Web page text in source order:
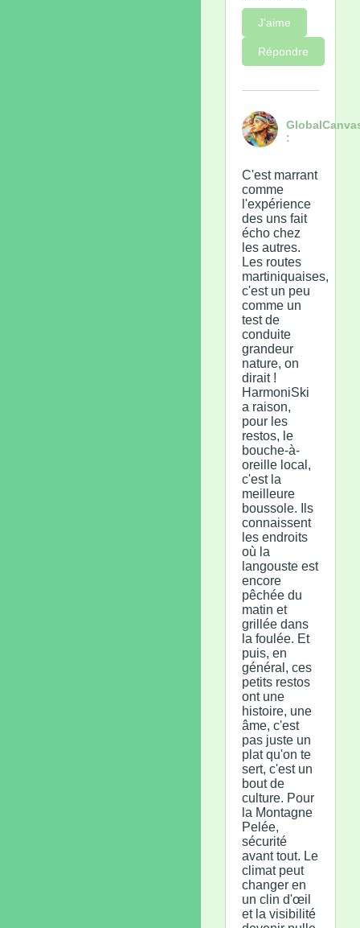
J'aime
Répondre
:
C'est marrant
comme
l'expérience
des uns fait
écho chez
les autres.
Les routes
martiniquaises,
c'est un peu
comme un
test de
conduite
grandeur
nature, on
dirait !
HarmoniSki
a raison,
pour les
restos, le
bouche-à-
oreille local,
c'est la
meilleure
boussole. Ils
connaissent
les endroits
où la
langouste est
encore
pêchée du
matin et
grillée dans
la foulée. Et
puis, en
général, ces
petits restos
ont une
histoire, une
âme, c'est
pas juste un
plat qu'on te
sert, c'est un
bout de
culture. Pour
la Montagne
Pelée,
sécurité
avant tout. Le
climat peut
changer en
un clin d'œil
et la visibilité